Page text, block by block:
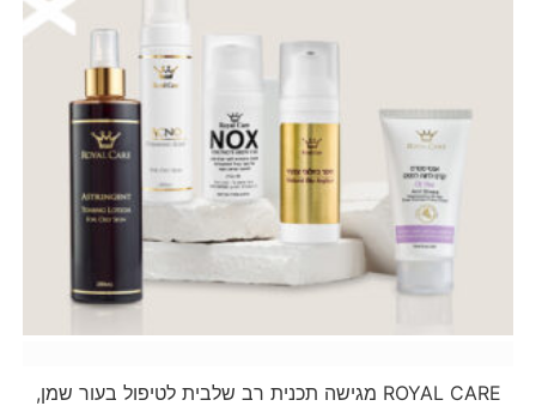
ROYAL CARE מגישה תכנית רב שלבית לטיפול בעור שמן,